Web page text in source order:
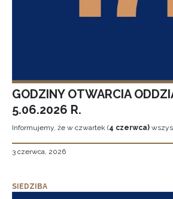
GODZINY OTWARCIA
5.06.2026 R.
Informujemy, że w czwartek (4 czerwca)
3 czerwca, 2026
SIEDZIBA